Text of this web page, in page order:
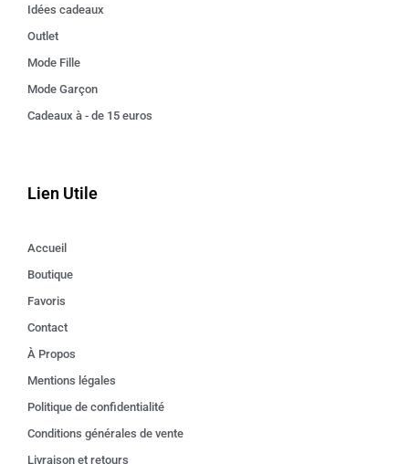
Idées cadeaux
Outlet
Mode Fille
Mode Garçon
Cadeaux à - de 15 euros
Lien Utile
Accueil
Boutique
Favoris
Contact
À Propos
Mentions légales
Politique de confidentialité
Conditions générales de vente
Livraison et retours